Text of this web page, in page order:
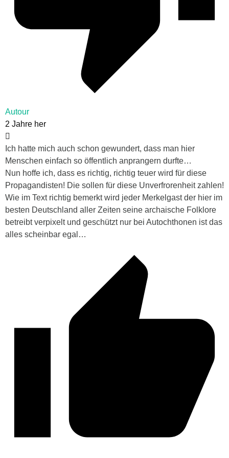
Autour
2 Jahre her
Ich hatte mich auch schon gewundert, dass man hier
Menschen einfach so öffentlich anprangern durfte…
Nun hoffe ich, dass es richtig, richtig teuer wird für diese
Propagandisten! Die sollen für diese Unverfrorenheit zahlen!
Wie im Text richtig bemerkt wird jeder Merkelgast der hier im
besten Deutschland aller Zeiten seine archaische Folklore
betreibt verpixelt und geschützt nur bei Autochthonen ist das
alles scheinbar egal…